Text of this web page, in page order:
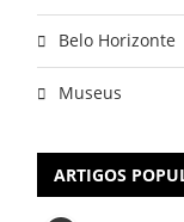
Belo Horizonte
Museus
ARTIGOS